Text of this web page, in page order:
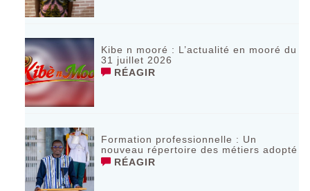
Kibe n mooré : L’actualité en mooré du
31 juillet 2026
RÉAGIR
Formation professionnelle : Un
nouveau répertoire des métiers adopté
RÉAGIR